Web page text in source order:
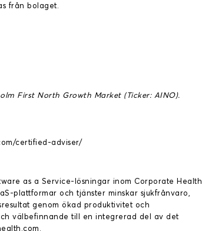
från bolaget.
First North Growth Market (Ticker: AINO).
certified-adviser/
as a Service-lösningar inom Corporate Health
plattformar och tjänster minskar sjukfrånvaro,
genom ökad produktivitet och
välbefinnande till en integrerad del av det